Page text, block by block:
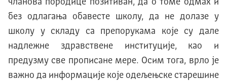
чланова породице позитиван, да о томе одмах и
без одлагања обавесте школу, да не долазе у
школу у складу са препорукама које су дале
надлежне здравствене институције, као и
предузму све прописане мере. Осим тога, врло је
важно да информације које одељењске старешине